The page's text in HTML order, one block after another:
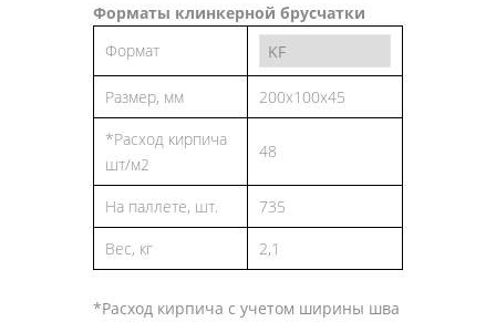
Форматы клинкерной брусчатки
Формат
Размер, мм
200x100x45
*Расход кирпича
шт/м2
48
На паллете, шт.
735
Вес, кг
2,1
*Расход кирпича с учетом ширины шва